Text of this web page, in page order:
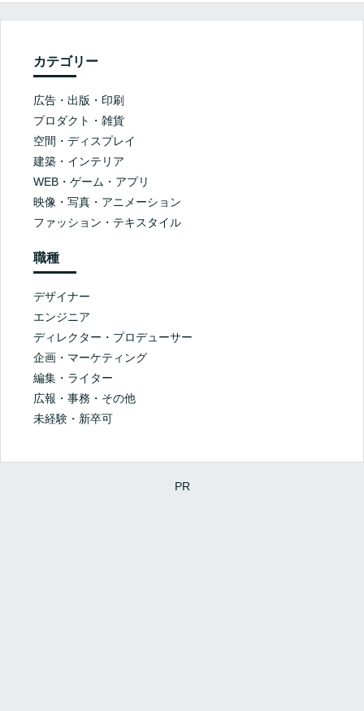
カテゴリー
広告・出版・印刷
プロダクト・雑貨
空間・ディスプレイ
建築・インテリア
WEB・ゲーム・アプリ
映像・写真・アニメーション
ファッション・テキスタイル
職種
デザイナー
エンジニア
ディレクター・プロデューサー
企画・マーケティング
編集・ライター
広報・事務・その他
未経験・新卒可
PR